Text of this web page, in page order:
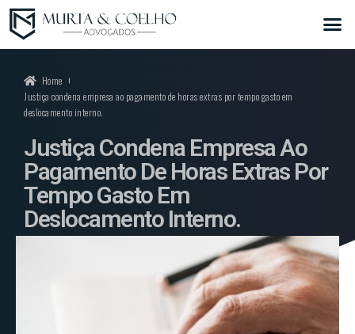
Home
Justiça condena empresa ao pagamento de horas extras por tempo gasto em
deslocamento interno.
Justiça Condena Empresa Ao
Pagamento De Horas Extras Por
Tempo Gasto Em
Deslocamento Interno.